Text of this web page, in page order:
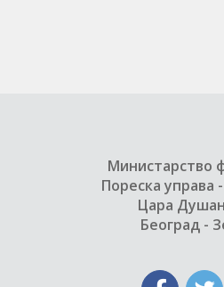
Министарство
Пореска управа
Цара
Београд -